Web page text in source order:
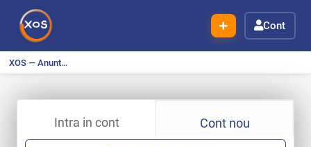
Cont
XOS — Anunturi Gratuite
Intra in cont Cont nou